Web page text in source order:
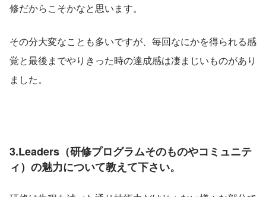
修だからこそかなと思います。
その分大変なことも多いですが、毎回なにかを得られる感
覚と最後までやりきった時の達成感は凄まじいものがあり
ました。
3.Leaders（研修プログラムそのものやコミュニテ
ィ）の魅力について教えて下さい。